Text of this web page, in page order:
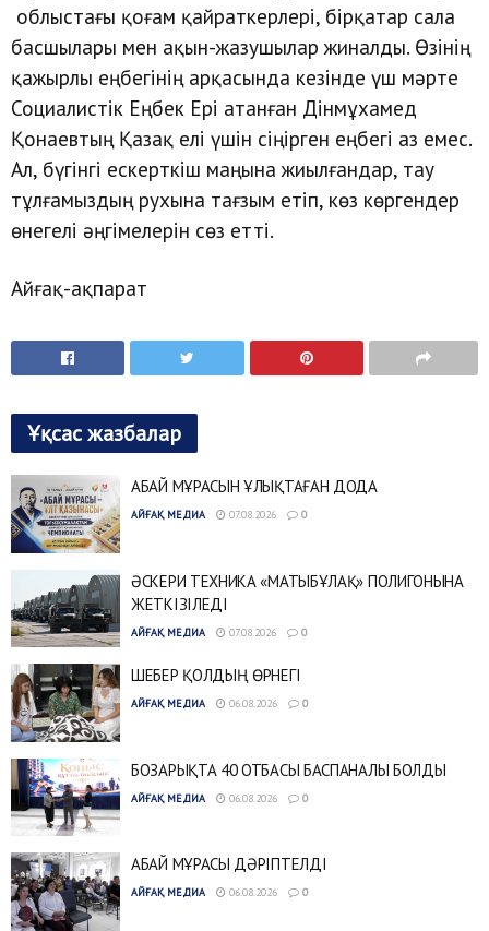
облыстағы қоғам қайраткерлері, бірқатар сала
басшылары мен ақын-жазушылар жиналды. Өзінің
қажырлы еңбегінің арқасында кезінде үш мәрте
Социалистік Еңбек Ері атанған Дінмұхамед
Қонаевтың Қазақ елі үшін сіңірген еңбегі аз емес.
Ал, бүгінгі ескерткіш маңына жиылғандар, тау
тұлғамыздың рухына тағзым етіп, көз көргендер
өнегелі әңгімелерін сөз етті.
Айғақ-ақпарат
Ұқсас жазбалар
АБАЙ МҰРАСЫН ҰЛЫҚТАҒАН ДОДА
АЙҒАҚ МЕДИА 07.08.2026 0
ӘСКЕРИ ТЕХНИКА «МАТЫБҰЛАҚ» ПОЛИГОНЫНА
ЖЕТКІЗІЛЕДІ
АЙҒАҚ МЕДИА 07.08.2026 0
ШЕБЕР ҚОЛДЫҢ ӨРНЕГІ
АЙҒАҚ МЕДИА 06.08.2026 0
БОЗАРЫҚТА 40 ОТБАСЫ БАСПАНАЛЫ БОЛДЫ
АЙҒАҚ МЕДИА 06.08.2026 0
АБАЙ МҰРАСЫ ДӘРІПТЕЛДІ
АЙҒАҚ МЕДИА 06.08.2026 0